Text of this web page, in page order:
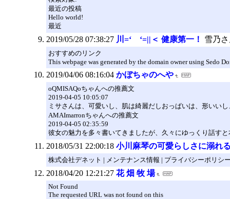
最近の投稿
Hello world!
最近
2019/05/28 07:38:27 川=‘ゝ‘=||＜ 健康第一！ 雪乃
おすすめのリンク
This webpage was generated by the domain owner using Sedo
2019/04/06 08:16:04 かぼちゃのへや
oQMISAQoちゃんへの推薦文
2019-04-05 10:05:07
ミサさんは、可愛いし、肌は綺麗だしおっぱいは、形いい
AMAImarronちゃんへの推薦文
2019-04-05 02:35:59
彼女の魅力を多々書いてきましたが、久々にゆっくり話す
2018/05/31 22:00:18 小川麻琴の可愛らしさに溺れ
株式会社デネット | メンテナンス情報 | プライバシーポリシ
2018/04/20 12:21:27 花 畑 牧 場
Not Found
The requested URL was not found on this